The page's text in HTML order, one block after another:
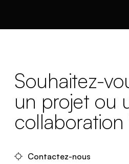
Souhaitez-
un projet ou
collaboration
Contactez-nous